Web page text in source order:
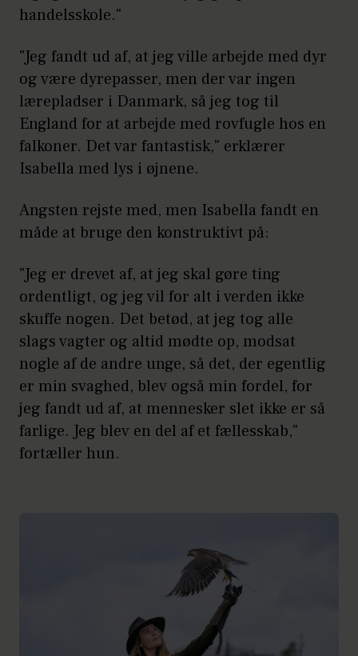
handelsskole."
"Jeg fandt ud af, at jeg ville arbejde med dyr
og være dyrepasser, men der var ingen
lærepladser i Danmark, så jeg tog til
England for at arbejde med rovfugle hos en
falkoner. Det var fantastisk," erklærer
Isabella med lys i øjnene.
Angsten rejste med, men Isabella fandt en
måde at bruge den konstruktivt på:
"Jeg er drevet af, at jeg skal gøre ting
ordentligt, og jeg vil for alt i verden ikke
skuffe nogen. Det betød, at jeg tog alle
slags vagter og altid mødte op, modsat
nogle af de andre unge, så det, der egentlig
er min svaghed, blev også min fordel, for
jeg fandt ud af, at mennesker slet ikke er så
farlige. Jeg blev en del af et fællesskab,"
fortæller hun.